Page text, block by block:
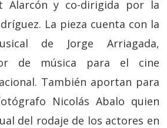
Alarcón y co-dirigida por la
La pieza cuenta con la
de Jorge Arriagada,
de música para el cine
También aportan para
Nicolás Abalo quien
del rodaje de los actores en